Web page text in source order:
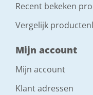
Recent bekeken
Vergelijk
Mijn account
Mijn account
Klant adressen